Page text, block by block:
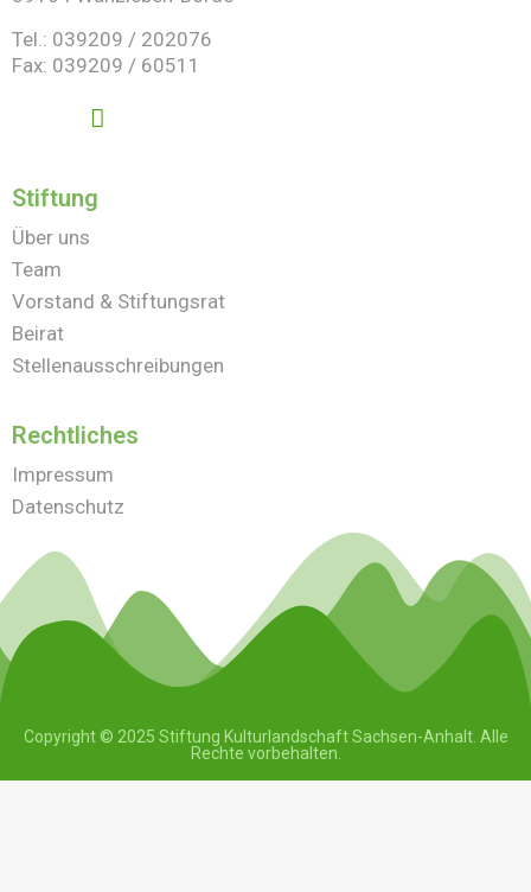
Tel.: 039209 / 202076
Fax: 039209 / 60511
Stiftung
Über uns
Team
Vorstand & Stiftungsrat
Beirat
Stellenausschreibungen
Rechtliches
Impressum
Datenschutz
Copyright © 2025 Stiftung Kulturlandschaft Sachsen-Anhalt. Alle
Rechte vorbehalten.